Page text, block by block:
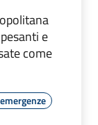
e
come